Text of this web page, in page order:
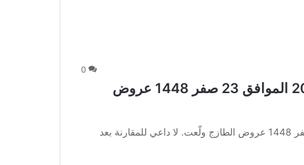
0
عروض رامز الدمام اليوم 6 أغسطس 2026 الموافق 23 صفر 1448 عروض
عروض رامز الدمام اليوم 6 أغسطس 2026 الموافق 23 صفر 1448 عروض الطازج ولّعت. لا داعي للمقارنة بعد